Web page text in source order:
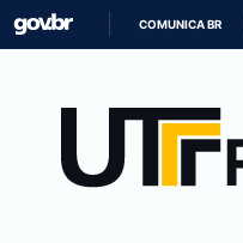
COMUNICA BR